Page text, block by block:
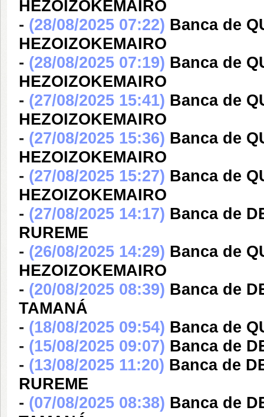
HEZOIZOKEMAIRO
- (28/08/2025 07:22) Banca de
HEZOIZOKEMAIRO
- (28/08/2025 07:19) Banca de
HEZOIZOKEMAIRO
- (27/08/2025 15:41) Banca de
HEZOIZOKEMAIRO
- (27/08/2025 15:36) Banca de
HEZOIZOKEMAIRO
- (27/08/2025 15:27) Banca de
HEZOIZOKEMAIRO
- (27/08/2025 14:17) Banca de
RUREME
- (26/08/2025 14:29) Banca de
HEZOIZOKEMAIRO
- (20/08/2025 08:39) Banca de
TAMANÁ
- (18/08/2025 09:54) Banca de
- (15/08/2025 09:07) Banca de
- (13/08/2025 11:20) Banca de
RUREME
- (07/08/2025 08:38) Banca de